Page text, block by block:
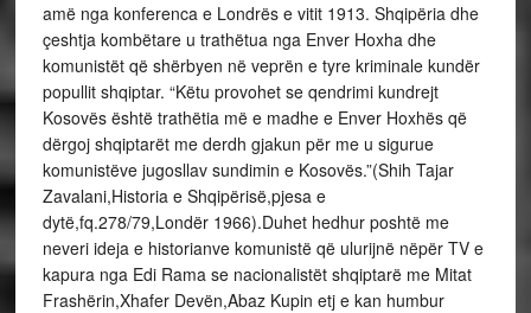
amë nga konferenca e Londrës e vitit 1913. Shqipëria dhe
çeshtja kombëtare u trathëtua nga Enver Hoxha dhe
komunistët që shërbyen në veprën e tyre kriminale kundër
popullit shqiptar. “Këtu provohet se qendrimi kundrejt
Kosovës është trathëtia më e madhe e Enver Hoxhës që
dërgoj shqiptarët me derdh gjakun për me u sigurue
komunistëve jugosllav sundimin e Kosovës.”(Shih Tajar
Zavalani,Historia e Shqipërisë,pjesa e
dytë,fq.278/79,Londër 1966).Duhet hedhur poshtë me
neveri ideja e historianve komunistë që ulurijnë nëpër TV e
kapura nga Edi Rama se nacionalistët shqiptarë me Mitat
Frashërin,Xhafer Devën,Abaz Kupin etj e kan humbur